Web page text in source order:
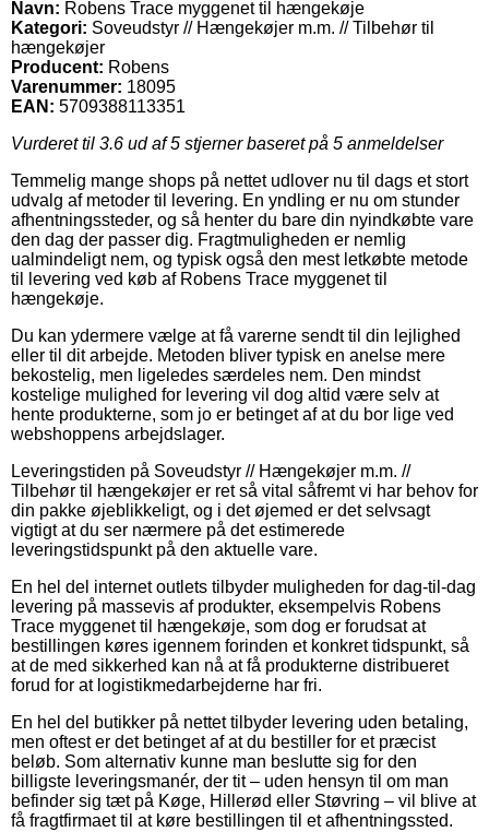
Navn: Robens Trace myggenet til hængekøje
Kategori: Soveudstyr // Hængekøjer m.m. // Tilbehør til
hængekøjer
Producent: Robens
Varenummer: 18095
EAN: 5709388113351
Vurderet til 3.6 ud af 5 stjerner baseret på 5 anmeldelser
Temmelig mange shops på nettet udlover nu til dags et stort
udvalg af metoder til levering. En yndling er nu om stunder
afhentningssteder, og så henter du bare din nyindkøbte vare
den dag der passer dig. Fragtmuligheden er nemlig
ualmindeligt nem, og typisk også den mest letkøbte metode
til levering ved køb af Robens Trace myggenet til
hængekøje.
Du kan ydermere vælge at få varerne sendt til din lejlighed
eller til dit arbejde. Metoden bliver typisk en anelse mere
bekostelig, men ligeledes særdeles nem. Den mindst
kostelige mulighed for levering vil dog altid være selv at
hente produkterne, som jo er betinget af at du bor lige ved
webshoppens arbejdslager.
Leveringstiden på Soveudstyr // Hængekøjer m.m. //
Tilbehør til hængekøjer er ret så vital såfremt vi har behov for
din pakke øjeblikkeligt, og i det øjemed er det selvsagt
vigtigt at du ser nærmere på det estimerede
leveringstidspunkt på den aktuelle vare.
En hel del internet outlets tilbyder muligheden for dag-til-dag
levering på massevis af produkter, eksempelvis Robens
Trace myggenet til hængekøje, som dog er forudsat at
bestillingen køres igennem forinden et konkret tidspunkt, så
at de med sikkerhed kan nå at få produkterne distribueret
forud for at logistikmedarbejderne har fri.
En hel del butikker på nettet tilbyder levering uden betaling,
men oftest er det betinget af at du bestiller for et præcist
beløb. Som alternativ kunne man beslutte sig for den
billigste leveringsmanér, der tit – uden hensyn til om man
befinder sig tæt på Køge, Hillerød eller Støvring – vil blive at
få fragtfirmaet til at køre bestillingen til et afhentningssted.